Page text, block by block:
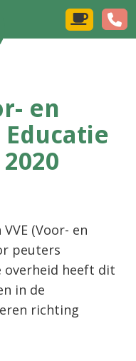
en
(Voor- en
peuters
overheid heeft dit
in de
richting